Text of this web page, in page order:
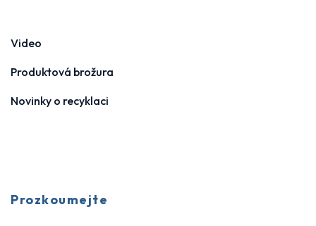
Video
Produktová brožura
Novinky o recyklaci
Prozkoumejte